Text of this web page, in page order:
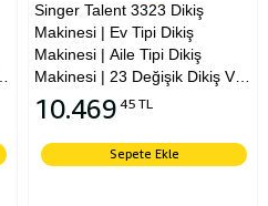
Singer Talent 3323 Dikiş
Makinesi | Ev Tipi Dikiş
Makinesi | Aile Tipi Dikiş
Makinesi | 23 Değişik Dikiş Ve
Desen|Tek Adımda İlik
Açabilme Özellikli
10.469 45 TL
Sepete Ekle